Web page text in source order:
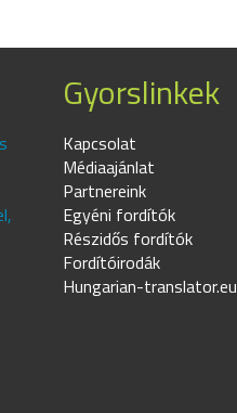
Gyorslinkek
Kapcsolat
Médiaajánlat
Partnereink
Egyéni fordítók
Részidős fordítók
Fordítóirodák
Hungarian-translator.eu